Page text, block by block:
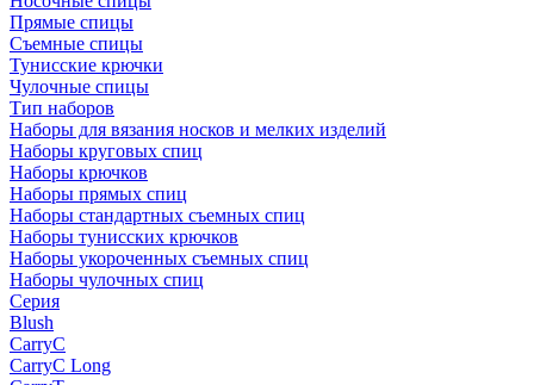
Прямые спицы
Съемные спицы
Тунисские крючки
Чулочные спицы
Тип наборов
Наборы для вязания носков и мелких изделий
Наборы круговых спиц
Наборы крючков
Наборы прямых спиц
Наборы стандартных съемных спиц
Наборы тунисских крючков
Наборы укороченных съемных спиц
Наборы чулочных спиц
Серия
Blush
CarryC
CarryC Long